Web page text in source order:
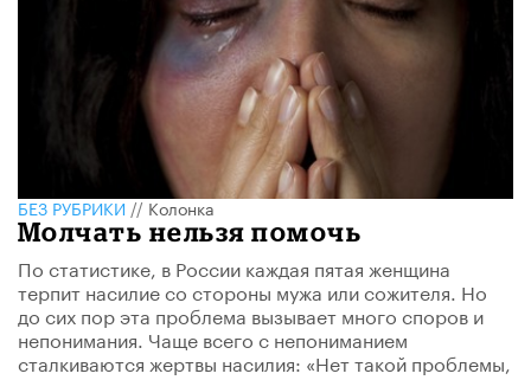
БЕЗ РУБРИКИ//Колонка
Молчать нельзя помочь
По статистике, в России каждая пятая женщина
терпит насилие со стороны мужа или сожителя. Но
до сих пор эта проблема вызывает много споров и
непонимания. Чаще всего с непониманием
сталкиваются жертвы насилия: «Нет такой проблемы,